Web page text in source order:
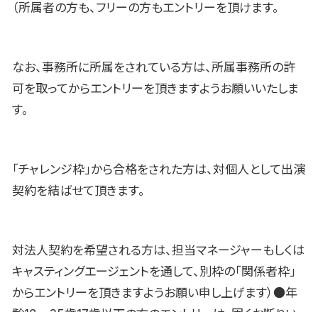
（所属者の方も、フリーの方もエントリーを頂けます。
なお、事務所に所属をされている方は、所属事務所の許
可を取ってからエントリーを頂きますようお願いいたしま
す。
「チャレンジ枠」から合格をされた方は、対個人として出演
契約を結ばせて頂きます。
対法人契約を希望される方は、担当マネージャーもしくは
キャスティングエージェントを通して、別枠の「関係者枠」
からエントリーを頂きますようお願い申し上げます）●年